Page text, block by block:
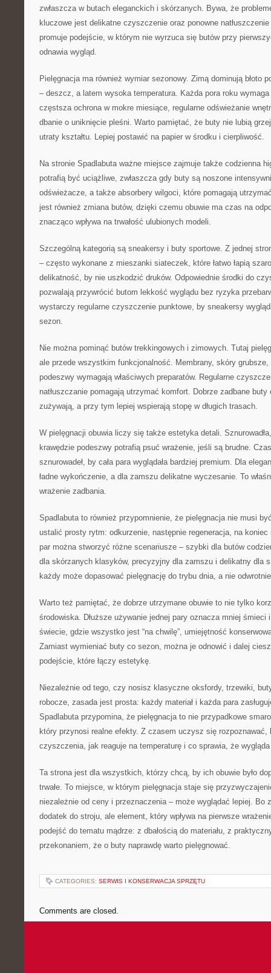
zwłaszcza w butach eleganckich i skórzanych. Bywa, że
kluczowe jest delikatne czyszczenie oraz ponowne natłuszczenie
promuje podejście, w którym nie wyrzuca się butów przy
odnawia wygląd.
Pielęgnacja ma również wymiar sezonowy. Zimą dominują błoto
– deszcz, a latem wysoka temperatura. Każda pora roku
częstsza ochrona w mokre miesiące, regularne odświeżanie
dbanie o uniknięcie pleśni. Warto pamiętać, że buty nie lubią
utraty kształtu. Lepiej postawić na papier w środku i cierpliwość.
Na stronie Spadlabuta ważne miejsce zajmuje także codzienna
potrafią być uciążliwe, zwłaszcza gdy buty są noszone
odświeżacze, a także absorbery wilgoci, które pomagają
jest również zmiana butów, dzięki czemu obuwie ma czas na
znacząco wpływa na trwałość ulubionych modeli.
Szczególną kategorią są sneakersy i buty sportowe. Z jednej
– często wykonane z mieszanki siateczek, które łatwo łapią
delikatność, by nie uszkodzić druków. Odpowiednie środki do
pozwalają przywrócić butom lekkość wyglądu bez ryzyka
wystarczy regularne czyszczenie punktowe, by sneakersy
sezon.
Nie można pominąć butów trekkingowych i zimowych. Tutaj
ale przede wszystkim funkcjonalność. Membrany, skóry
podeszwy wymagają właściwych preparatów. Regularne
natłuszczanie pomagają utrzymać komfort. Dobrze zadbane buty
zużywają, a przy tym lepiej wspierają stopę w długich trasach.
W pielęgnacji obuwia liczy się także estetyka detali.
krawędzie podeszwy potrafią psuć wrażenie, jeśli są brudne.
sznurowadeł, by cała para wyglądała bardziej premium. Dla
ładne wykończenie, a dla zamszu delikatne wyczesanie. To
wrażenie zadbania.
Spadlabuta to również przypomnienie, że pielęgnacja nie musi
ustalić prosty rytm: odkurzenie, następnie regeneracja, na
par można stworzyć różne scenariusze – szybki dla butów
dla skórzanych klasyków, precyzyjny dla zamszu i delikatny dla
każdy może dopasować pielęgnację do trybu dnia, a nie
Warto też pamiętać, że dobrze utrzymane obuwie to nie tylko
środowiska. Dłuższe używanie jednej pary oznacza mniej
świecie, gdzie wszystko jest “na chwilę”, umiejętność
Zamiast wymieniać buty co sezon, można je odnowić i dalej
podejście, które łączy estetykę.
Niezależnie od tego, czy nosisz klasyczne oksfordy, trzewiki,
robocze, zasada jest prosta: każdy materiał i każda para
Spadlabuta przypomina, że pielęgnacja to nie przypadkowe
który przynosi realne efekty. Z czasem uczysz się rozpoznawać,
czyszczenia, jak reaguje na temperaturę i co sprawia, że
Ta strona jest dla wszystkich, którzy chcą, by ich obuwie było
trwałe. To miejsce, w którym pielęgnacja staje się
niezależnie od ceny i przeznaczenia – może wyglądać lepiej. Bo
dodatek do stroju, ale element, który wpływa na pierwsze
podejść do tematu mądrze: z dbałością do materiału, z
przekonaniem, że o buty naprawdę warto pielęgnować.
CATEGORIES: SERWIS I KONSERWACJA SPRZĘTU
Comments are closed.